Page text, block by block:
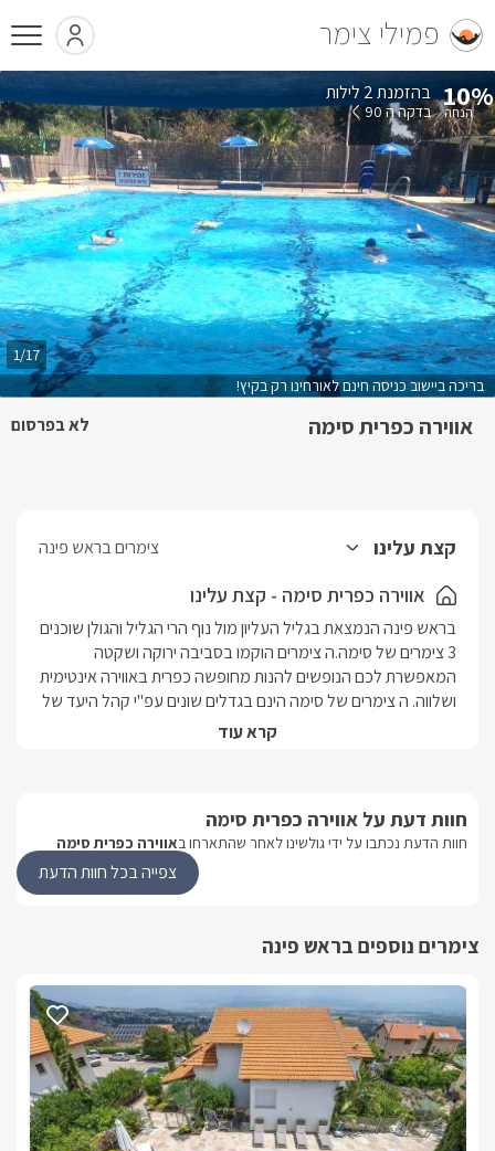
פמילי צימר
אווירה כפרית סימה לא בפרסום
בריכה ביישוב כניסה חינם לאורחינו רק בקיץ!
1/17
10% בהזמנת 2 לילות
בדקה ה 90
קצת עלינו צימרים בראש פינה
אווירה כפרית סימה - קצת עלינו
משפחתי והוא מתאים לזוג + 2 ילדים. ב צימר זה ישנו מיזוג אוויר,
מקלחת ושירותים צמודים, L.C.D, מטבח מאובזר הכולל ערכת
קפה, שתייה חמה .ה צימר השלישי הינו משפחתי גם. ה צימר
הכוללת מדשאה מוריקה, עצי וצמחי נוי, פינות ישיבה מוצלות ומתקן
ברביקיו לשימוש האישי.בכל היחידות יש ערכת קפהתה וחלב...ראש
פינה נמצאת באזור בעל מגוון רחב של פעילויות נופש, אטרקציות
ומרכזי בילוי. בין היתר תוכלו להנות ממסלולי טיול רבים, רכיבה על
סוסים, טיולי ג´יפים, מסעדות איכותיות ועוד... אנו נשמח להמליץ
ולייעץ לאורחנו על אפשרויות הבילוי העומדות בפניהם.צימרים
בראש פינה - הקלקה אחת ותבינו....
קרא עוד
חוות דעת על אווירה כפרית סימה
חוות הדעת נכתבו על ידי גולשינו לאחר שהתארחו באווירה כפרית סימה
צפייה בכל חוות הדעת
צימרים נוספים בראש פינה